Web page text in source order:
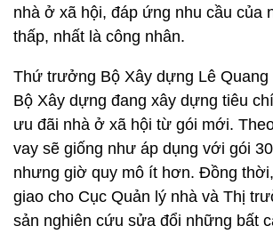
nhà ở xã hội, đáp ứng nhu cầu của
thấp, nhất là công nhân.
Thứ trưởng Bộ Xây dựng Lê Quang
Bộ Xây dựng đang xây dựng tiêu
ưu đãi nhà ở xã hội từ gói mới.
vay sẽ giống như áp dụng với gói
nhưng giờ quy mô ít hơn. Đồng
giao cho Cục Quản lý nhà và Thị
sản nghiên cứu sửa đổi những bất